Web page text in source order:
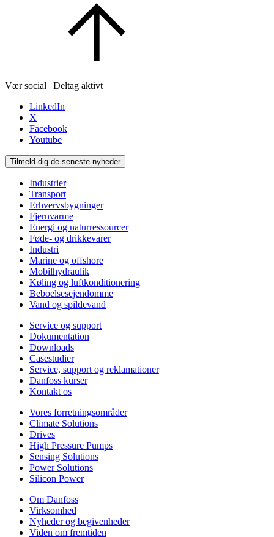
Vær social | Deltag aktivt
LinkedIn
X
Facebook
Youtube
Tilmeld dig de seneste nyheder
Industrier
Transport
Erhvervsbygninger
Fjernvarme
Energi og naturressourcer
Føde- og drikkevarer
Industri
Marine og offshore
Mobilhydraulik
Køling og luftkonditionering
Beboelsesejendomme
Vand og spildevand
Service og support
Dokumentation
Downloads
Casestudier
Service, support og reklamationer
Danfoss kurser
Kontakt os
Vores forretningsområder
Climate Solutions
Drives
High Pressure Pumps
Sensing Solutions
Power Solutions
Silicon Power
Om Danfoss
Virksomhed
Nyheder og begivenheder
Viden om fremtiden